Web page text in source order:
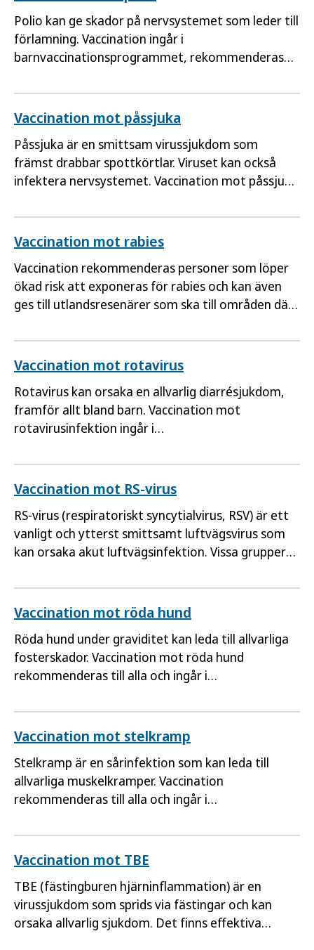
Polio kan ge skador på nervsystemet som leder till
förlamning. Vaccination ingår i
barnvaccinationsprogrammet, rekommenderas
utlandsresor.
Vaccination mot påssjuka
Påssjuka är en smittsam virussjukdom som
främst drabbar spottkörtlar. Viruset kan också
infektera nervsystemet. Vaccination mot påssjuka
Vaccination mot rabies
Vaccination rekommenderas personer som löper
ökad risk att exponeras för rabies och kan även
ges till utlandsresenärer som ska till områden där
Vaccination mot rotavirus
Rotavirus kan orsaka en allvarlig diarrésjukdom,
framför allt bland barn. Vaccination mot
rotavirusinfektion ingår i
Vaccination mot RS-virus
RS-virus (respiratoriskt syncytialvirus, RSV) är ett
vanligt och ytterst smittsamt luftvägsvirus som
kan orsaka akut luftvägsinfektion. Vissa grupper
vaccination mot RS-virus.
Vaccination mot röda hund
Röda hund under graviditet kan leda till allvarliga
fosterskador. Vaccination mot röda hund
rekommenderas till alla och ingår i
Vaccination mot stelkramp
Stelkramp är en sårinfektion som kan leda till
allvarliga muskelkramper. Vaccination
rekommenderas till alla och ingår i
skyddet vart 20:e år.
Vaccination mot TBE
TBE (fästingburen hjärninflammation) är en
virussjukdom som sprids via fästingar och kan
orsaka allvarlig sjukdom. Det finns effektiva